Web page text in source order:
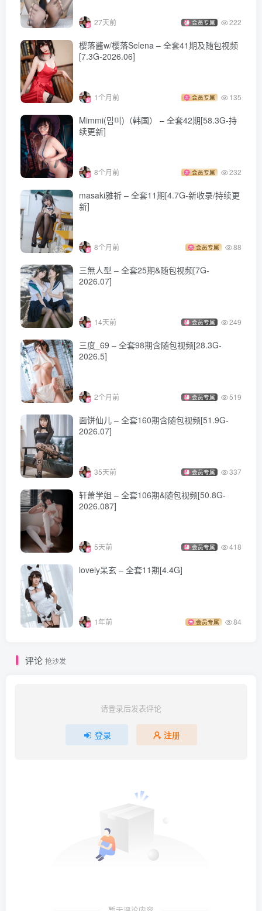
27天前 会员专属 222
樱落酱w/樱落Selena – 全套41期及随包视频
[7.3G-2026.06]
1个月前 会员专属 135
Mimmi(밈미)（韩国） – 全套42期[58.3G-持
续更新]
8个月前 会员专属 232
masaki雅祈 – 全套11期[4.7G-新收录/持续更
新]
8个月前 会员专属 88
三無人型 – 全套25期&随包视频[7G-
2026.07]
14天前 会员专属 249
三度_69 – 全套98期含随包视频[28.3G-
2026.5]
2个月前 会员专属 519
面饼仙儿 – 全套160期含随包视频[51.9G-
2026.07]
35天前 会员专属 337
轩萧学姐 – 全套106期&随包视频[50.8G-
2026.087]
5天前 会员专属 418
lovely呆玄 – 全套11期[4.4G]
1年前 会员专属 84
评论 抢沙发
请登录后发表评论
登录 注册